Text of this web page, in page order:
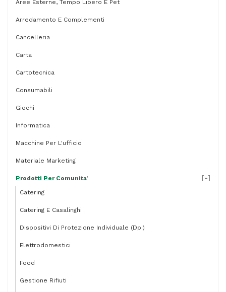
Aree Esterne, Tempo Libero E Pet
Arredamento E Complementi
Cancelleria
Carta
Cartotecnica
Consumabili
Giochi
Informatica
Macchine Per L'ufficio
Materiale Marketing
Prodotti Per Comunita'
Catering
Catering E Casalinghi
Dispositivi Di Protezione Individuale (dpi)
Elettrodomestici
Food
Gestione Rifiuti
[-]